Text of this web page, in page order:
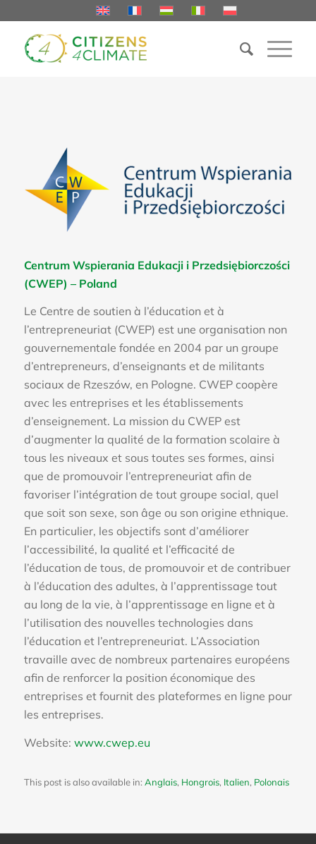
Centrum Wspierania Edukacji i Przedsiębiorczości
(CWEP) – Poland
Le Centre de soutien à l’éducation et à
l’entrepreneuriat (CWEP) est une organisation non
gouvernementale fondée en 2004 par un groupe
d’entrepreneurs, d’enseignants et de militants
sociaux de Rzeszów, en Pologne. CWEP coopère
avec les entreprises et les établissements
d’enseignement. La mission du CWEP est
d’augmenter la qualité de la formation scolaire à
tous les niveaux et sous toutes ses formes, ainsi
que de promouvoir l’entrepreneuriat afin de
favoriser l’intégration de tout groupe social, quel
que soit son sexe, son âge ou son origine ethnique.
En particulier, les objectifs sont d’améliorer
l’accessibilité, la qualité et l’efficacité de
l’éducation de tous, de promouvoir et de contribuer
à l’éducation des adultes, à l’apprentissage tout
au long de la vie, à l’apprentissage en ligne et à
l’utilisation des nouvelles technologies dans
l’éducation et l’entrepreneuriat. L’Association
travaille avec de nombreux partenaires européens
afin de renforcer la position économique des
entreprises et fournit des plateformes en ligne pour
les entreprises.
Website: www.cwep.eu
This post is also available in: Anglais Hongrois Italien Polonais